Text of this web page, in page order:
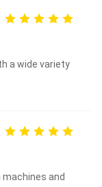
a wide variety
and